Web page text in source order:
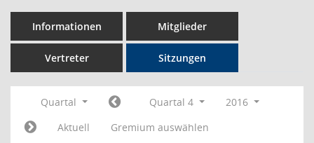
Informationen Mitglieder
Vertreter Sitzungen
Quartal Quartal 4
2016
Aktuell
Gremium auswählen